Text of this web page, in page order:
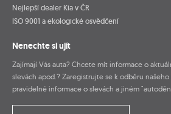
Nejlepší dealer Kia v ČR
ISO 9001 a ekologické osvědčení
Nenechte si ujít
Zajímají Vás auta? Chcete mít informace o
slevách apod.? Zaregistrujte se k odběru
pravidelné informace o slevách a jiném